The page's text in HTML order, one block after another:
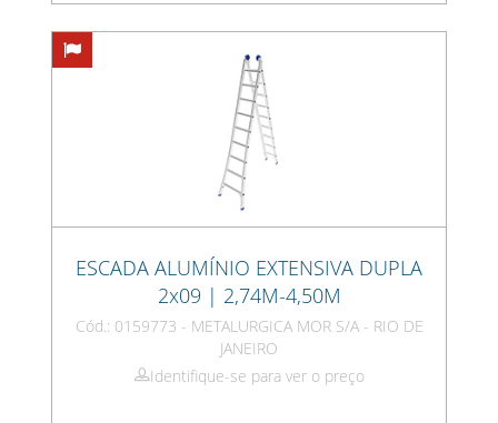
ESCADA ALUMÍNIO EXTENSIVA DUPLA
2x09 | 2,74M-4,50M
Cód.: 0159773 - METALURGICA MOR S/A - RIO DE
JANEIRO
Identifique-se para ver o preço